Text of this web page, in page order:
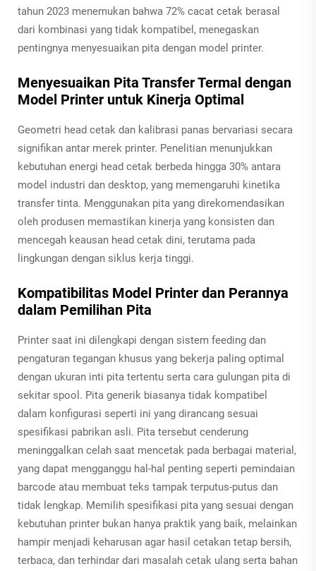
tahun 2023 menemukan bahwa 72% cacat cetak berasal
dari kombinasi yang tidak kompatibel, menegaskan
pentingnya menyesuaikan pita dengan model printer.
Menyesuaikan Pita Transfer Termal dengan
Model Printer untuk Kinerja Optimal
Geometri head cetak dan kalibrasi panas bervariasi secara
signifikan antar merek printer. Penelitian menunjukkan
kebutuhan energi head cetak berbeda hingga 30% antara
model industri dan desktop, yang memengaruhi kinetika
transfer tinta. Menggunakan pita yang direkomendasikan
oleh produsen memastikan kinerja yang konsisten dan
mencegah keausan head cetak dini, terutama pada
lingkungan dengan siklus kerja tinggi.
Kompatibilitas Model Printer dan Perannya
dalam Pemilihan Pita
Printer saat ini dilengkapi dengan sistem feeding dan
pengaturan tegangan khusus yang bekerja paling optimal
dengan ukuran inti pita tertentu serta cara gulungan pita di
sekitar spool. Pita generik biasanya tidak kompatibel
dalam konfigurasi seperti ini yang dirancang sesuai
spesifikasi pabrikan asli. Pita tersebut cenderung
meninggalkan celah saat mencetak pada berbagai material,
yang dapat mengganggu hal-hal penting seperti pemindaian
barcode atau membuat teks tampak terputus-putus dan
tidak lengkap. Memilih spesifikasi pita yang sesuai dengan
kebutuhan printer bukan hanya praktik yang baik, melainkan
hampir menjadi keharusan agar hasil cetakan tetap bersih,
terbaca, dan terhindar dari masalah cetak ulang serta bahan